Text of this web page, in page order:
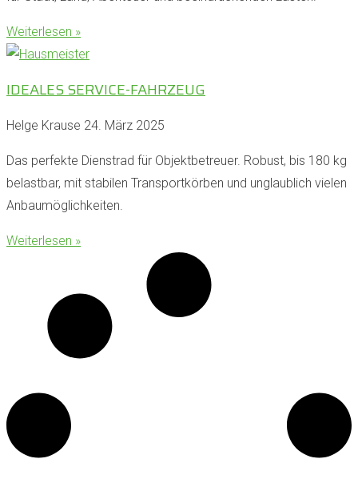
Weiterlesen »
IDEALES SERVICE-FAHRZEUG
Helge Krause 24. März 2025
Das perfekte Dienstrad für Objektbetreuer. Robust, bis 180 kg
belastbar, mit stabilen Transportkörben und unglaublich vielen
Anbaumöglichkeiten.
Weiterlesen »